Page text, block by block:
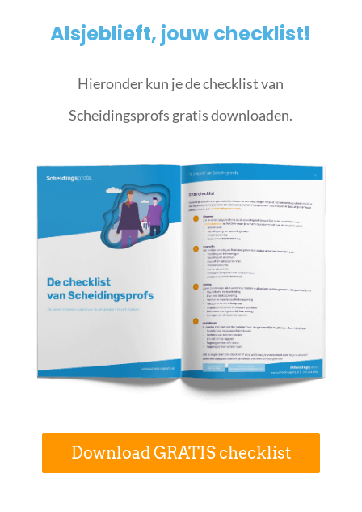
Alsjeblieft, jouw checklist!
Hieronder kun je de checklist van
Scheidingsprofs gratis downloaden.
Download GRATIS checklist